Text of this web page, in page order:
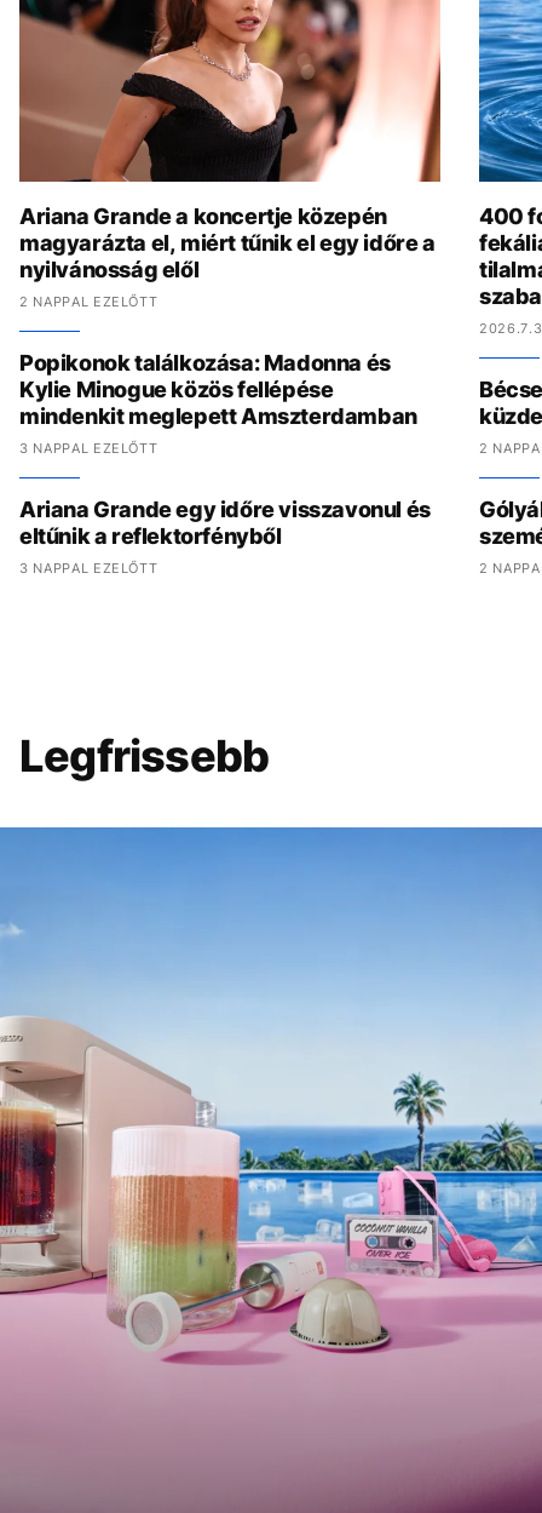
Ariana Grande a koncertje közepén
magyarázta el, miért tűnik el egy időre a
nyilvánosság elől
2 NAPPAL EZELŐTT
Popikonok találkozása: Madonna és
Kylie Minogue közös fellépése
mindenkit meglepett Amszterdamban
3 NAPPAL EZELŐTT
Ariana Grande egy időre visszavonul és
eltűnik a reflektorfényből
3 NAPPAL EZELŐTT
400
2
2
Legfrissebb